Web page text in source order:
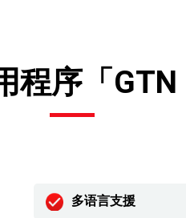
程序「GTN
多语言支援